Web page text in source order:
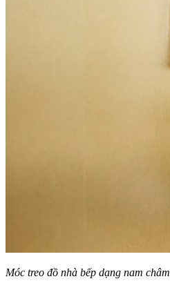
Móc treo đồ nhà bếp dạng nam châm